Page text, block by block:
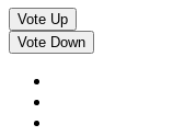
Vote Up
Vote Down